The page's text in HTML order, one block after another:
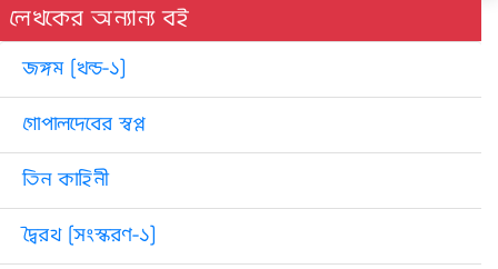
লেখকের অন্যান্য বই
জঙ্গম [খন্ড-১]
গোপালদেবের স্বপ্ন
তিন কাহিনী
দ্বৈরথ [সংস্করণ-১]